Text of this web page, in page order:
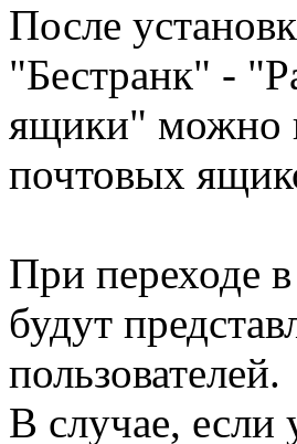
После
"Бестранк" -
ящики" можно
почтовых
При переходе
будут
пользователей.
В случае, если